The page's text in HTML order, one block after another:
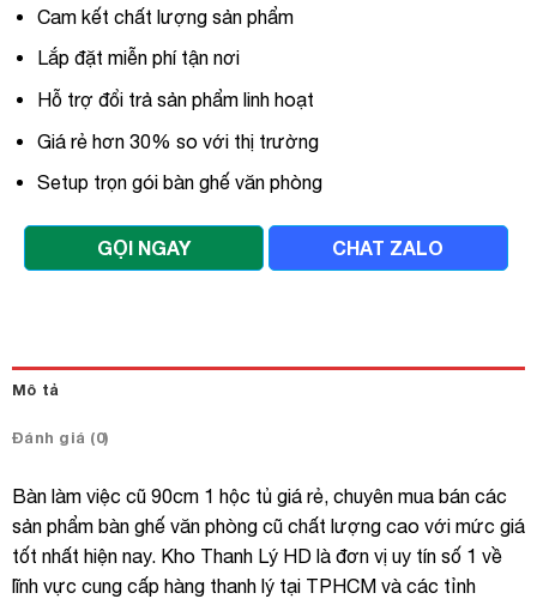
Cam kết chất lượng sản phẩm
Lắp đặt miễn phí tận nơi
Hỗ trợ đổi trả sản phẩm linh hoạt
Giá rẻ hơn 30% so với thị trường
Setup trọn gói bàn ghế văn phòng
GỌI NGAY CHAT ZALO
Mô tả
Đánh giá (0)
Bàn làm việc cũ 90cm 1 hộc tủ giá rẻ, chuyên mua bán các
sản phẩm bàn ghế văn phòng cũ chất lượng cao với mức giá
tốt nhất hiện nay. Kho Thanh Lý HD là đơn vị uy tín số 1 về
lĩnh vực cung cấp hàng thanh lý tại TPHCM và các tỉnh